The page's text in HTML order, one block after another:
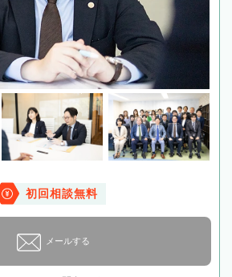
初回相談無料
メールする